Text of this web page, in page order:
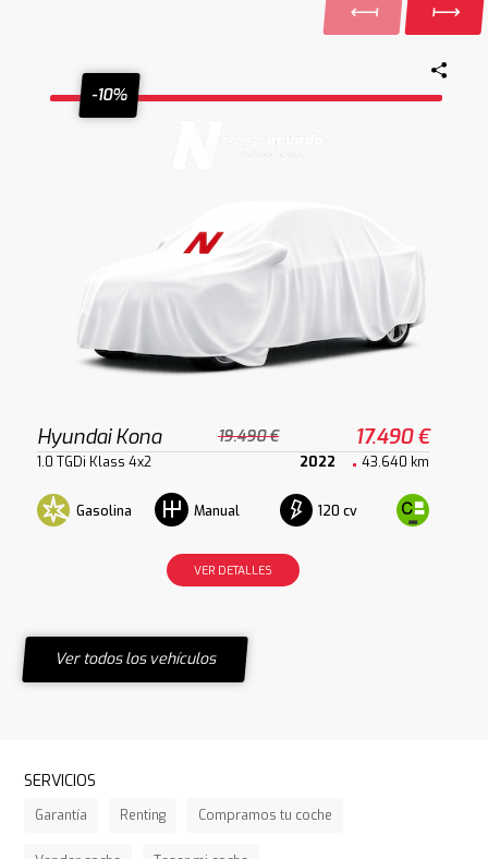
-10%
Hyundai Kona 19.490 € 17.490 €
1.0 TGDi Klass 4x2 2022 43.640 km
Gasolina Manual 120 cv
VER DETALLES
Ver todos los vehículos
SERVICIOS
Garantía Renting Compramos tu coche